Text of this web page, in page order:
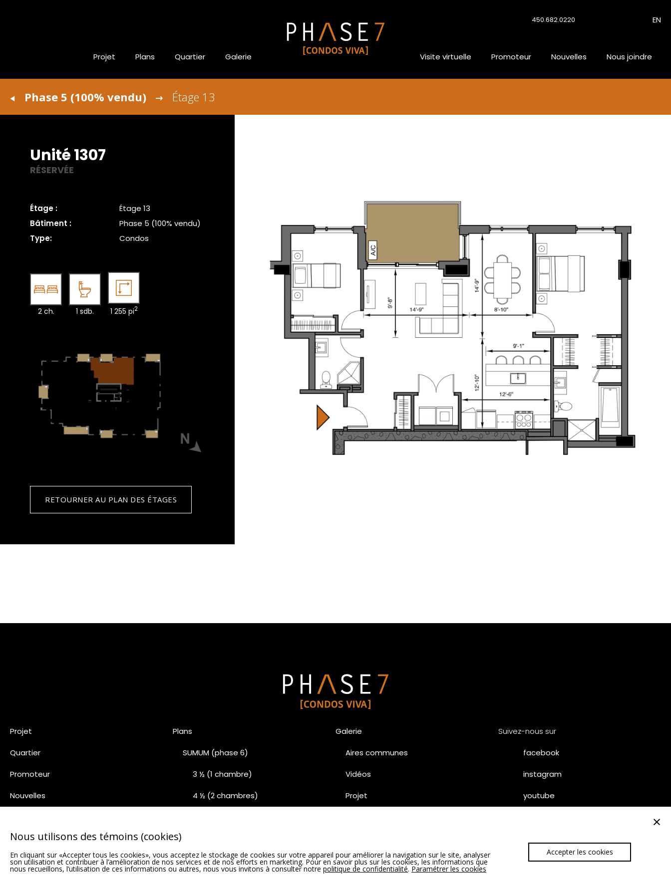
450.682.0220 EN
Projet Plans Quartier Galerie Visite virtuelle Promoteur Nouvelles Nous joindre
Phase 5 (100% vendu) Étage 13
Unité 1307
RÉSERVÉE
Étage :
Étage 13
Bâtiment :
Phase 5 (100% vendu)
Type:
Condos
2 ch. 1 sdb. 1 255 pi2
RETOURNER AU PLAN DES ÉTAGES
Projet
Quartier
Promoteur
Nouvelles
Plans
SUMUM (phase 6)
3 ½ (1 chambre)
4 ½ (2 chambres)
Phase 5 (100% vendu)
Galerie
Aires communes
Vidéos
Projet
Unités vedettes Phase 6 – SUMUM
Suivez-nous sur
facebook
instagram
youtube
Nous utilisons des témoins (cookies)
En cliquant sur «Accepter tous les cookies», vous acceptez le stockage de cookies sur votre appareil pour améliorer la navigation sur le site, analyser
son utilisation et contribuer à l’amélioration de nos services et de nos efforts en marketing. Pour en savoir plus sur les cookies, les informations que
nous recueillons, l’utilisation de ces informations ou autres, nous vous invitons à consulter notre politique de confidentialité. Paramétrer les cookies
Accepter les cookies
×